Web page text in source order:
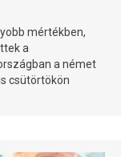
mértékben,
a
a német
csütörtökön